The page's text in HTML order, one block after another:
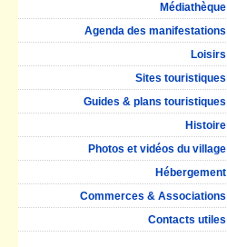
Médiathèque
Agenda des manifestations
Loisirs
Sites touristiques
Guides & plans touristiques
Histoire
Photos et vidéos du village
Hébergement
Commerces & Associations
Contacts utiles